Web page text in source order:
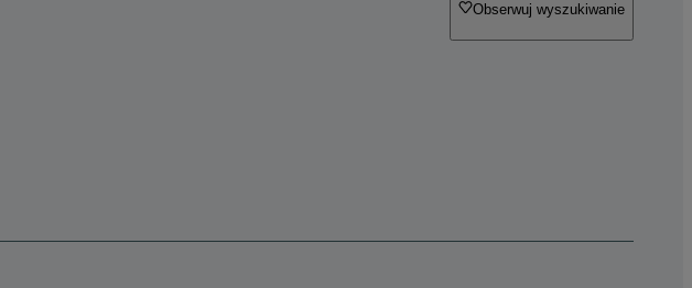
Obserwuj wyszukiwanie